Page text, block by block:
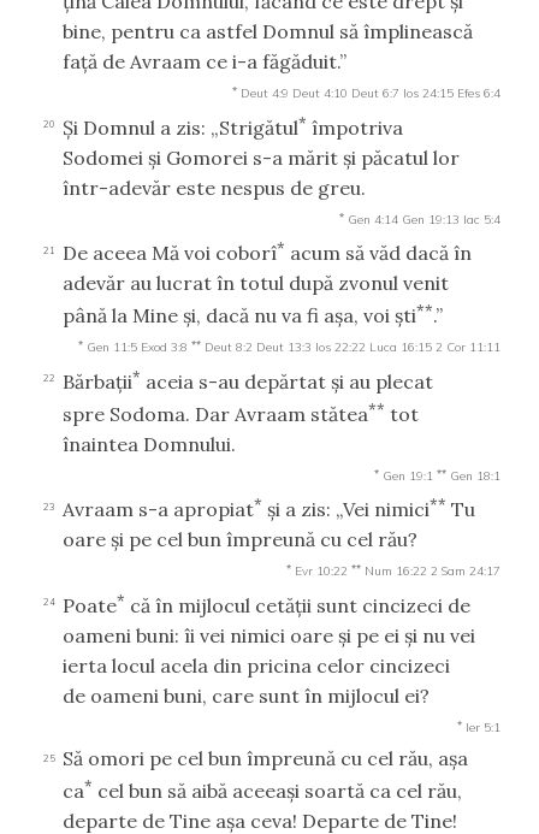
bine, pentru ca astfel Domnul să împlinească
faţă de Avraam ce i-a făgăduit.”
* Deut 4:9 Deut 4:10 Deut 6:7 Ios 24:15 Efes 6:4
20 Şi Domnul a zis: „Strigătul* împotriva
Sodomei şi Gomorei s-a mărit şi păcatul lor
într-adevăr este nespus de greu.
* Gen 4:14 Gen 19:13 Iac 5:4
21 De aceea Mă voi coborî* acum să văd dacă în
adevăr au lucrat în totul după zvonul venit
până la Mine şi, dacă nu va fi aşa, voi şti**.”
* Gen 11:5 Exod 3:8 ** Deut 8:2 Deut 13:3 Ios 22:22 Luca 16:15 2 Cor 11:11
22 Bărbaţii* aceia s-au depărtat şi au plecat
spre Sodoma. Dar Avraam stătea** tot
înaintea Domnului.
* Gen 19:1 ** Gen 18:1
23 Avraam s-a apropiat* şi a zis: „Vei nimici** Tu
oare şi pe cel bun împreună cu cel rău?
* Evr 10:22 ** Num 16:22 2 Sam 24:17
24 Poate* că în mijlocul cetăţii sunt cincizeci de
oameni buni: îi vei nimici oare şi pe ei şi nu vei
ierta locul acela din pricina celor cincizeci
de oameni buni, care sunt în mijlocul ei?
* Ier 5:1
25
Să omori pe cel bun împreună cu cel rău, aşa
ca* cel bun să aibă aceeaşi soartă ca cel rău,
departe de Tine aşa ceva! Departe de Tine!